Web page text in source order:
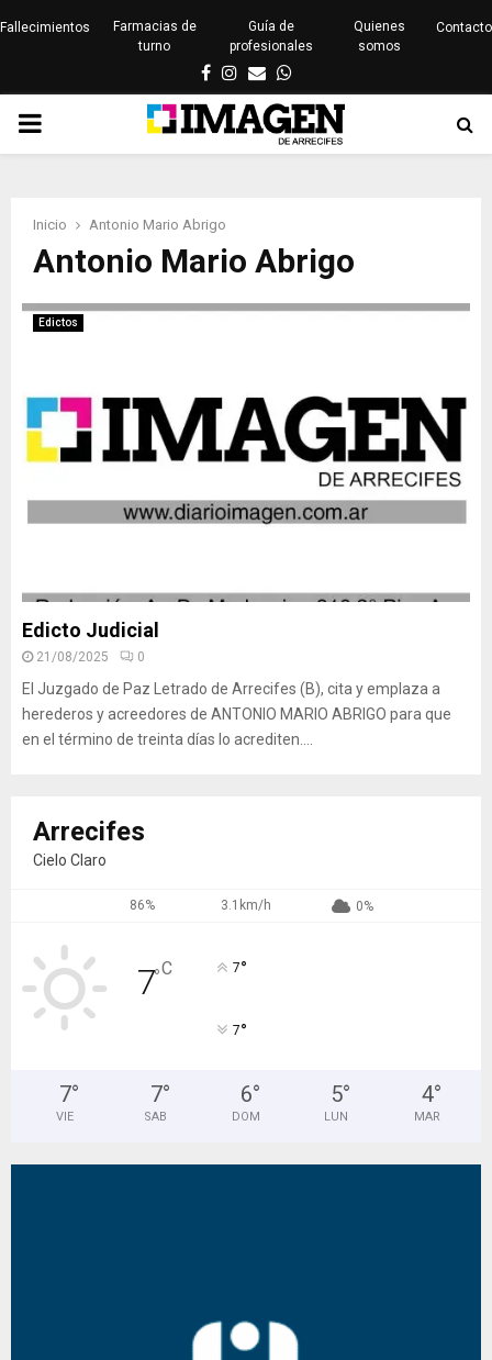
Fallecimientos
Farmacias de
turno
Guía de
profesionales
Quienes
somos
Contacto
Facebook
Instagram
EmailWhatsapp
PRIMARY
Inicio Antonio Mario Abrigo
Antonio Mario Abrigo
Edictos
Edicto Judicial
21/08/2025 0
El Juzgado de Paz Letrado de Arrecifes (B), cita y emplaza a
herederos y acreedores de ANTONIO MARIO ABRIGO para que
en el término de treinta días lo acrediten....
Arrecifes
Cielo Claro
86% 3.1km/h 0%
7°C 7°
7°
7°
VIE
7°
SAB
6°
DOM
5°
LUN
4°
MAR